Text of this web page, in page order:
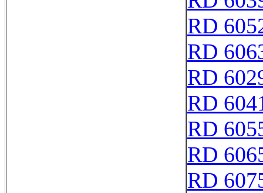
RD
RD
RD
RD
RD
RD
RD